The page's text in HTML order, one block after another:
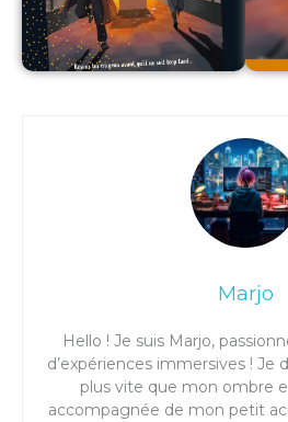
Marjo
Hello ! Je suis Marjo,
d’expériences immersives ! Je
plus vite que mon ombre
accompagnée de mon petit